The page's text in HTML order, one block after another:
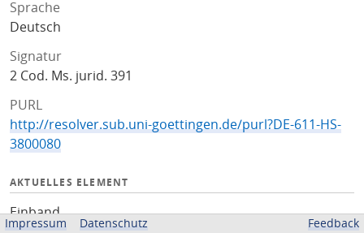
Sprache
Deutsch
Signatur
2 Cod. Ms. jurid. 391
PURL
http://resolver.sub.uni-goettingen.de/purl?DE-611-HS-
3800080
AKTUELLES ELEMENT
Einband
Impressum Datenschutz Feedback